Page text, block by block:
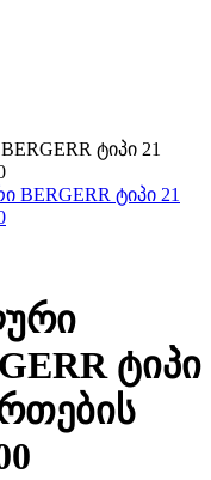
ტიპი 21
ტიპი